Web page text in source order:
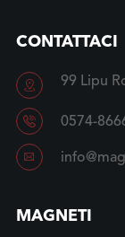
CONTATTACI
 99 Lipu
 0574-

MAGNETI